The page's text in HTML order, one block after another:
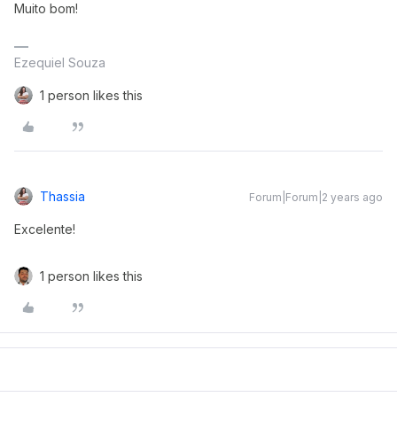
Muito bom!
Ezequiel Souza
1 person likes this
Thassia Forum|Forum|2 years ago
Excelente!
1 person likes this